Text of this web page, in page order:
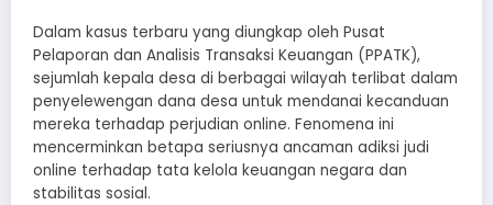
Dalam kasus terbaru yang diungkap oleh Pusat
Pelaporan dan Analisis Transaksi Keuangan (PPATK),
sejumlah kepala desa di berbagai wilayah terlibat dalam
penyelewengan dana desa untuk mendanai kecanduan
mereka terhadap perjudian online. Fenomena ini
mencerminkan betapa seriusnya ancaman adiksi judi
online terhadap tata kelola keuangan negara dan
stabilitas sosial.